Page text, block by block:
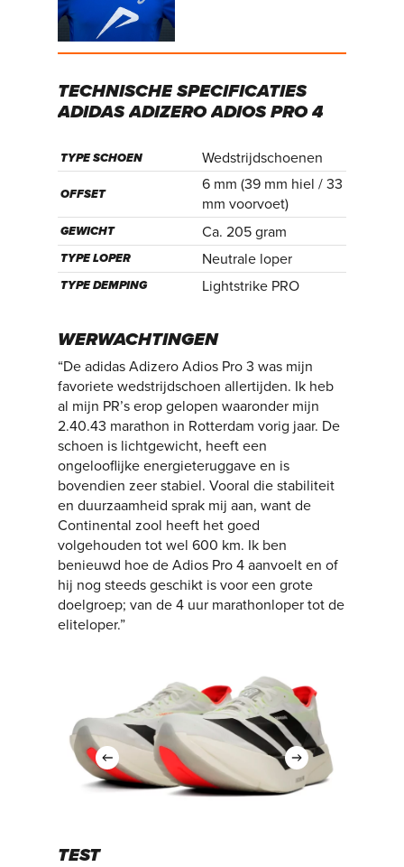
TECHNISCHE SPECIFICATIES
ADIDAS ADIZERO ADIOS PRO 4
TYPE SCHOEN Wedstrijdschoenen
OFFSET
6 mm (39 mm hiel / 33
mm voorvoet)
GEWICHT Ca. 205 gram
TYPE LOPER Neutrale loper
TYPE DEMPING Lightstrike PRO
WERWACHTINGEN
“De adidas Adizero Adios Pro 3 was mijn
favoriete wedstrijdschoen allertijden. Ik heb
al mijn PR’s erop gelopen waaronder mijn
2.40.43 marathon in Rotterdam vorig jaar. De
schoen is lichtgewicht, heeft een
ongelooflijke energieteruggave en is
bovendien zeer stabiel. Vooral die stabiliteit
en duurzaamheid sprak mij aan, want de
Continental zool heeft het goed
volgehouden tot wel 600 km. Ik ben
benieuwd hoe de Adios Pro 4 aanvoelt en of
hij nog steeds geschikt is voor een grote
doelgroep; van de 4 uur marathonloper tot de
eliteloper.”
TEST